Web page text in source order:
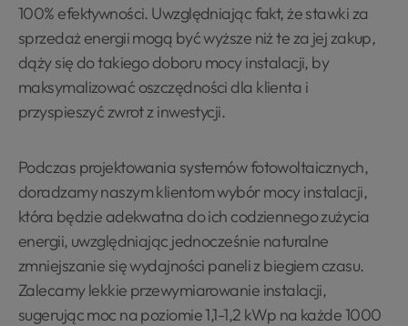
100% efektywności. Uwzględniając fakt, że stawki za
sprzedaż energii mogą być wyższe niż te za jej zakup,
dąży się do takiego doboru mocy instalacji, by
maksymalizować oszczędności dla klienta i
przyspieszyć zwrot z inwestycji.
Podczas projektowania systemów fotowoltaicznych,
doradzamy naszym klientom wybór mocy instalacji,
która będzie adekwatna do ich codziennego zużycia
energii, uwzględniając jednocześnie naturalne
zmniejszanie się wydajności paneli z biegiem czasu.
Zalecamy lekkie przewymiarowanie instalacji,
sugerując moc na poziomie 1,1-1,2 kWp na każde 1000